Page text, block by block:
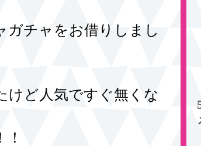
ガチャをお借りしまし
けど人気ですぐ無くな